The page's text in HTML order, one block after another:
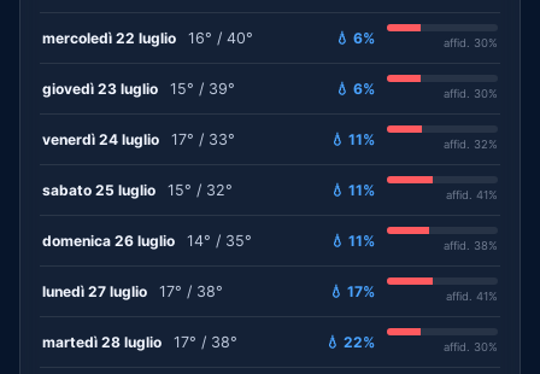
mercoledì 22 luglio 16° / 40° 💧 6% affid. 30%
giovedì 23 luglio 15° / 39° 💧 6% affid. 30%
venerdì 24 luglio 17° / 33° 💧 11% affid. 32%
sabato 25 luglio 15° / 32° 💧 11% affid. 41%
domenica 26 luglio 14° / 35° 💧 11% affid. 38%
lunedì 27 luglio 17° / 38° 💧 17% affid. 41%
martedì 28 luglio 17° / 38° 💧 22% affid. 30%